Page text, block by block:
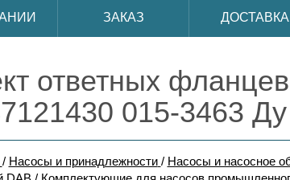
ЗАКАЗ ДОСТАВКА
ответных
015-3463
/ Насосы и принадлежности / Насосы и насосное